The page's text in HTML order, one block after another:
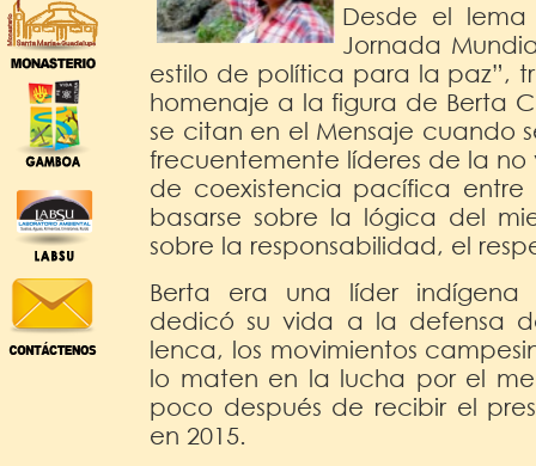
Desde el
Jornada
estilo de política para la paz”,
homenaje a la figura de Berta
se citan en el Mensaje cuando
frecuentemente líderes de la
de coexistencia pacífica entre
basarse sobre la lógica del
sobre la responsabilidad, el
Berta era una líder indígena
dedicó su vida a la defensa
lenca, los movimientos
lo maten en la lucha por el
poco después de recibir el
en 2015.